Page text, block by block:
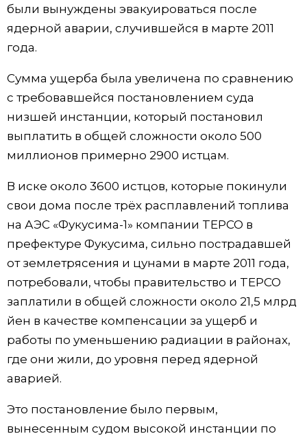
Политика
Общество
Культура
Жизнь
Технологии
Токио
От редакции
Японский калейдоскоп
Еда и напитки
были вынуждены эвакуироваться после
ядерной аварии, случившейся в марте 2011
года.
Сумма ущерба была увеличена по сравнению
с требовавшейся постановлением суда
низшей инстанции, который постановил
выплатить в общей сложности около 500
миллионов примерно 2900 истцам.
В иске около 3600 истцов, которые покинули
свои дома после трёх расплавлений топлива
на АЭС «Фукусима-1» компании TEPCO в
префектуре Фукусима, сильно пострадавшей
от землетрясения и цунами в марте 2011 года,
потребовали, чтобы правительство и TEPCO
заплатили в общей сложности около 21,5 млрд
йен в качестве компенсации за ущерб и
работы по уменьшению радиации в районах,
где они жили, до уровня перед ядерной
аварией.
Это постановление было первым,
вынесенным судом высокой инстанции по